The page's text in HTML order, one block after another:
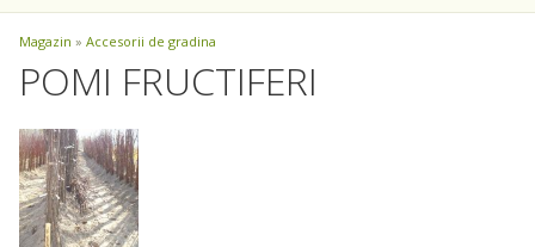
Magazin » Accesorii de gradina
POMI FRUCTIFERI